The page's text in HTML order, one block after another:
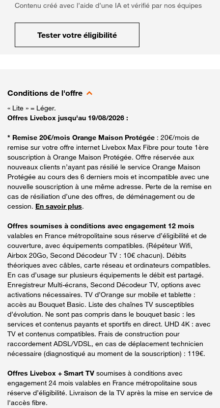
Contenu créé avec l’aide d’une IA et vérifié par nos équipes
Tester votre éligibilité
Conditions de l'offre
« Lite » = Léger.
Offres Livebox jusqu'au 19/08/2026 :
* Remise 20€/mois Orange Maison Protégée : 20€/mois de
remise sur votre offre internet Livebox Max Fibre pour toute 1ère
souscription à Orange Maison Protégée. Offre réservée aux
nouveaux clients n’ayant pas résilié le service Orange Maison
Protégée au cours des 6 derniers mois et incompatible avec une
nouvelle souscription à une même adresse. Perte de la remise en
cas de résiliation d’une des offres, de déménagement ou de
cession. En savoir plus.
Offres soumises à conditions avec engagement 12 mois
valables en France métropolitaine sous réserve d’éligibilité et de
couverture, avec équipements compatibles. (Répéteur Wifi,
Airbox 20Go, Second Décodeur TV : 10€ chacun). Débits
théoriques avec câbles, carte réseau et ordinateurs compatibles.
En cas d’usage sur plusieurs équipements le débit est partagé.
Enregistreur Multi-écrans, Second Décodeur TV, options avec
activations nécessaires. TV d’Orange sur mobile et tablette :
accès au Bouquet Basic. Liste des chaînes TV susceptibles
d’évolution. Ne sont pas compris dans le bouquet basic : les
services et contenus payants et sportifs en direct. UHD 4K : avec
TV et contenus compatibles. Frais de construction pour
raccordement ADSL/VDSL, en cas de déplacement technicien
nécessaire (diagnostiqué au moment de la souscription) : 119€.
Offres Livebox + Smart TV soumises à conditions avec
engagement 24 mois valables en France métropolitaine sous
réserve d’éligibilité. Livraison de la TV après la mise en service de
l'accès fibre.